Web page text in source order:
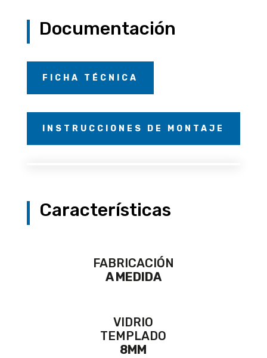
Documentación
FICHA TÉCNICA
INSTRUCCIONES DE MONTAJE
Características
FABRICACIÓN
A MEDIDA
VIDRIO
TEMPLADO
8MM